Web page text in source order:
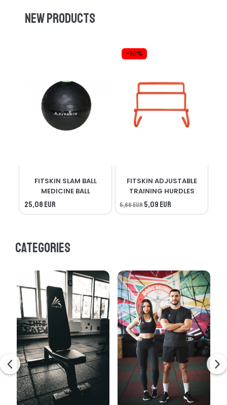
New products
FITSKIN SLAM BALL
MEDICINE BALL
25,08 EUR
-10%
FITSKIN ADJUSTABLE
TRAINING HURDLES
5,66 EUR5,09 EUR
Categories